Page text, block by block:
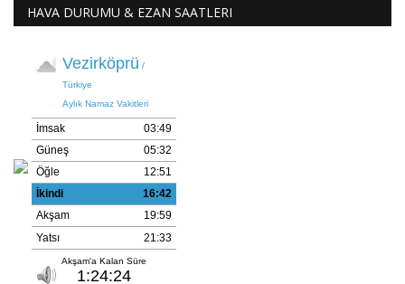
HAVA DURUMU & EZAN SAATLERI